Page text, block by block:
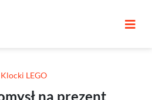
Klocki LEGO
na prezent